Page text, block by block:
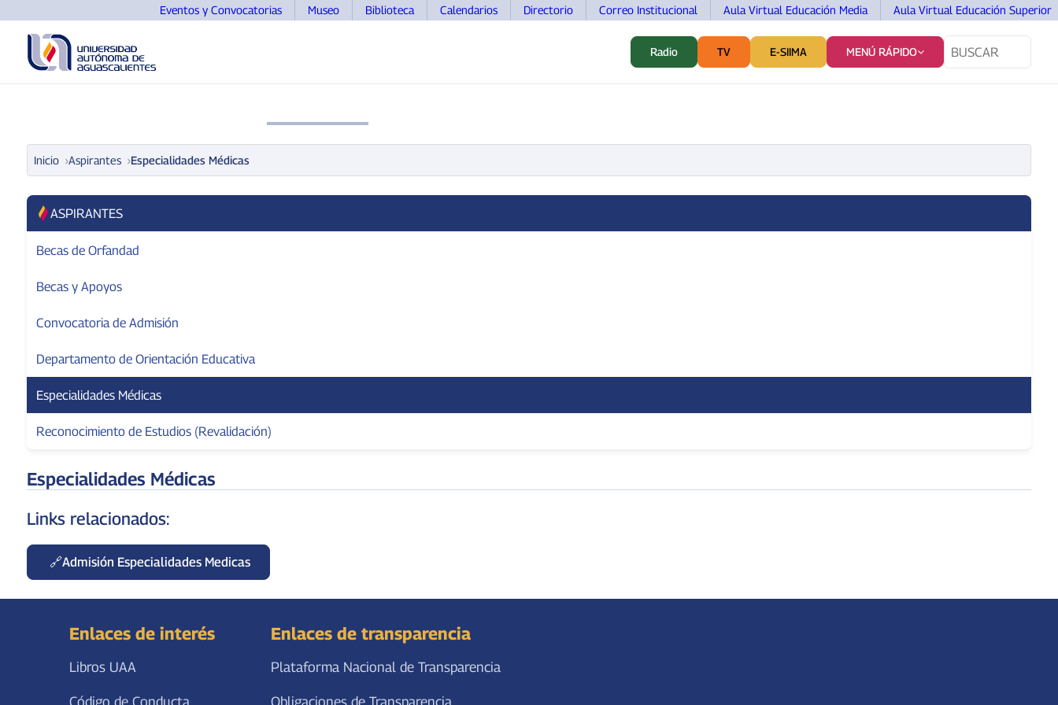
Eventos y Convocatorias Museo Biblioteca Calendarios Directorio Correo Institucional Aula Virtual Educación Media Aula Virtual Educación Superior
Radio TV E-SIIMA MENÚ RÁPIDO
Inicio Aspirantes Especialidades Médicas
ASPIRANTES
Becas de Orfandad
Becas y Apoyos
Convocatoria de Admisión
Departamento de Orientación Educativa
Especialidades Médicas
Reconocimiento de Estudios (Revalidación)
Especialidades Médicas
Links relacionados:
Admisión Especialidades Medicas
Enlaces de interés
Libros UAA
Código de Conducta
Enlaces de transparencia
Plataforma Nacional de Transparencia
Obligaciones de Transparencia